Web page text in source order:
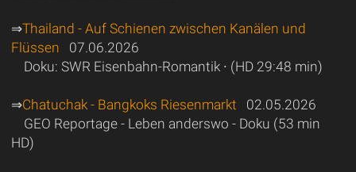
⇒Thailand - Auf Schienen zwischen Kanälen und
Flüssen 07.06.2026
Doku: SWR Eisenbahn-Romantik ∙ (HD 29:48 min)
⇒Chatuchak - Bangkoks Riesenmarkt 02.05.2026
GEO Reportage - Leben anderswo - Doku (53 min
HD)